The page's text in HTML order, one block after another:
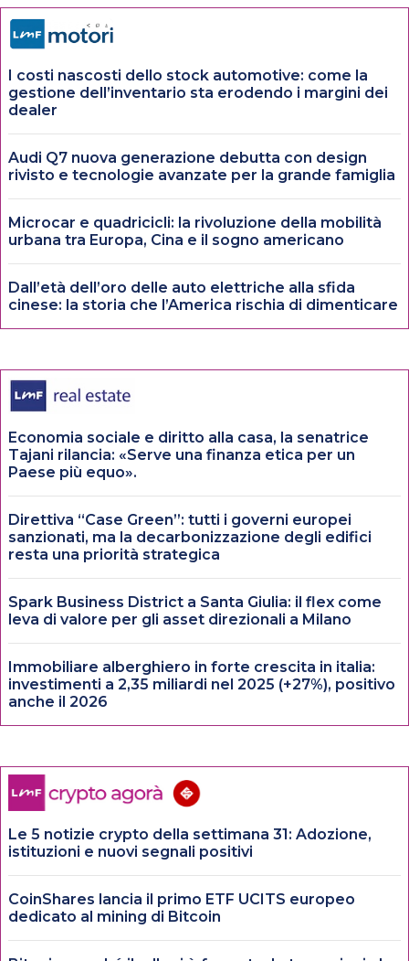
I costi nascosti dello stock automotive: come la
gestione dell’inventario sta erodendo i margini dei
dealer
Audi Q7 nuova generazione debutta con design
rivisto e tecnologie avanzate per la grande famiglia
Microcar e quadricicli: la rivoluzione della mobilità
urbana tra Europa, Cina e il sogno americano
Dall’età dell’oro delle auto elettriche alla sfida
cinese: la storia che l’America rischia di dimenticare
Economia sociale e diritto alla casa, la senatrice
Tajani rilancia: «Serve una finanza etica per un
Paese più equo».
Direttiva “Case Green”: tutti i governi europei
sanzionati, ma la decarbonizzazione degli edifici
resta una priorità strategica
Spark Business District a Santa Giulia: il flex come
leva di valore per gli asset direzionali a Milano
Immobiliare alberghiero in forte crescita in italia:
investimenti a 2,35 miliardi nel 2025 (+27%), positivo
anche il 2026
Le 5 notizie crypto della settimana 31: Adozione,
istituzioni e nuovi segnali positivi
CoinShares lancia il primo ETF UCITS europeo
dedicato al mining di Bitcoin